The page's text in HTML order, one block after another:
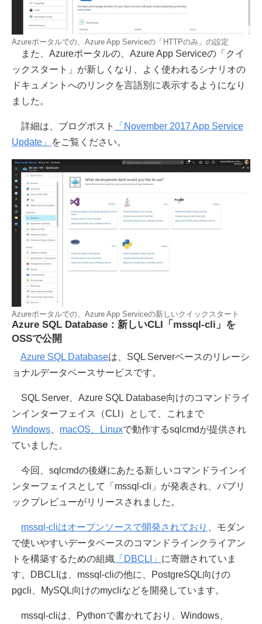
Azureポータルでの、Azure App Serviceの「HTTPのみ」の設定
また、Azureポータルの、Azure App Serviceの「クイ
ックスタート」が新しくなり、よく使われるシナリオの
ドキュメントへのリンクを言語別に表示するようになり
ました。
詳細は、ブログポスト
「November 2017 App Service
Update」
をご覧ください。
Azureポータルでの、Azure App Serviceの新しいクイックスタート
Azure SQL Database：新しいCLI「mssql-cli」を
OSSで公開
Azure SQL Databaseは、SQL Serverベースのリレーシ
ョナルデータベースサービスです。
SQL Server、Azure SQL Database向けのコマンドライ
ンインターフェイス（CLI）として、これまで
Windows
macOS、Linuxで動作するsqlcmdが提供され
ていました。
今回、sqlcmdの後継にあたる新しいコマンドラインイ
ンターフェイスとして「mssql-cli」が発表され、パブリ
ックプレビューがリリースされました。
mssql-cliはオープンソースで開発されており
、モダン
で使いやすいデータベースのコマンドラインクライアン
トを構築するための組織 「DBCLI」 に寄贈されていま
す。DBCLIは、mssql-cliの他に、PostgreSQL向けの
pgcli、MySQL向けのmycliなどを開発しています。
mssql-cliは、Pythonで書かれており、Windows、